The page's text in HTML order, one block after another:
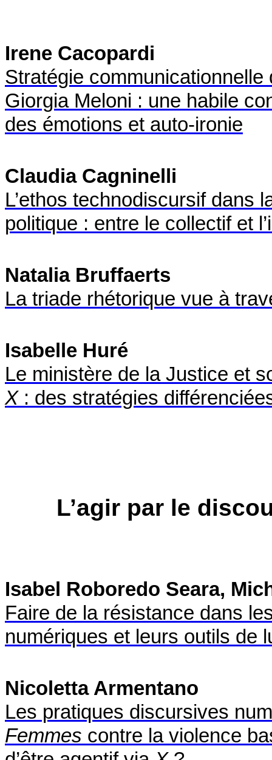
Irene Cacopardi
Stratégie
Giorgia Meloni : une habile
des émotions et auto-ironie
Claudia Cagninelli
L’ethos technodiscursif dans
politique : entre le collectif et
Natalia Bruffaerts
La triade rhétorique vue à
Isabelle Huré
Le ministère de la Justice et
X: des stratégies
L’agir par le
Isabel Roboredo Seara,
Faire de la résistance dans
numériques et leurs outils de
Nicoletta Armentano
Les pratiques discursives
Femmes contre la violence